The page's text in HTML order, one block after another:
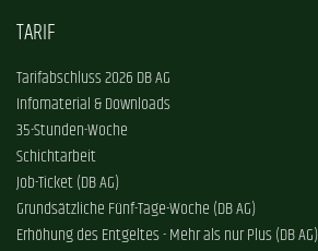
TARIF
Tarifabschluss 2026 DB AG
Infomaterial & Downloads
35-Stunden-Woche
Schichtarbeit
Job-Ticket (DB AG)
Grundsätzliche Fünf-Tage-Woche (DB AG)
Erhöhung des Entgeltes - Mehr als nur Plus (DB AG)